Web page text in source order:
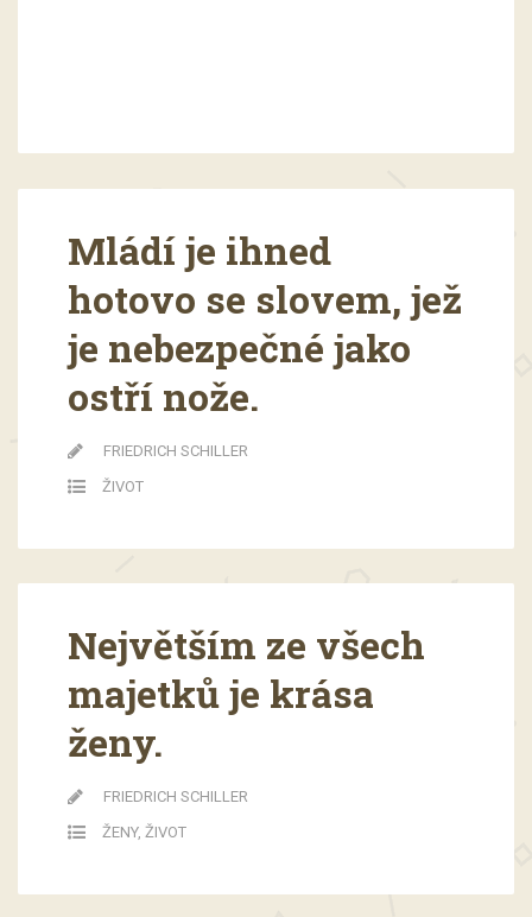
Mládí je ihned
hotovo se slovem, jež
je nebezpečné jako
ostří nože.
FRIEDRICH SCHILLER
ŽIVOT
Největším ze všech
majetků je krása
ženy.
FRIEDRICH SCHILLER
ŽENY, ŽIVOT